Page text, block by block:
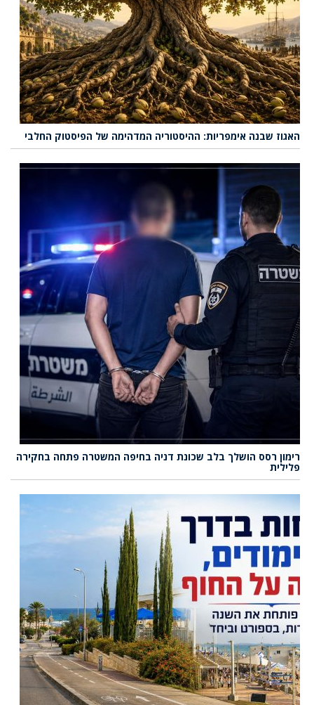
האגוז שבנה אימפריות: ההיסטוריה המדהימה של הפיסטוק החלבי
רימון רסס הושלך בלב שכונת דניה בחיפה המשטרה פתחה בחקירה
פלילית